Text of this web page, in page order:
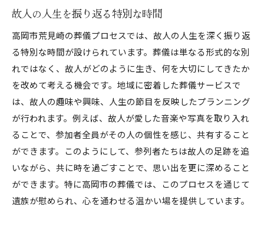
参加者全員が共有できる思い出
故人の個性を尊重したプログラム
地域の文化が息づくプログラム設計
高岡市荒見崎の葬儀に見る地域伝統と心の通い合い
地域の風習を大切にした葬儀
心の通い合いを促進する儀式
伝統芸能を取り入れた葬儀の魅力
世代を超えた心の交流
地域社会が支える心豊かな葬儀
伝統が息づく心温まる送別の儀式
故人の人生を振り返る特別な時間
高岡市荒見崎の葬儀プロセスでは、故人の人生を深く振り返
る特別な時間が設けられています。葬儀は単なる形式的な別
れではなく、故人がどのように生き、何を大切にしてきたか
を改めて考える機会です。地域に密着した葬儀サービスで
は、故人の趣味や興味、人生の節目を反映したプランニング
が行われます。例えば、故人が愛した音楽や写真を取り入れ
ることで、参加者全員がその人の個性を感じ、共有すること
ができます。このようにして、参列者たちは故人の足跡を追
いながら、共に時を過ごすことで、思い出を更に深めること
ができます。特に高岡市の葬儀では、このプロセスを通じて
遺族が慰められ、心を通わせる温かい場を提供しています。